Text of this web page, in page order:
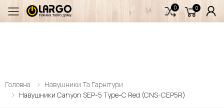
Переключити мобільне меню
0 0
Головна
Навушники Та Гарнітури
Навушники Canyon SEP-5 Type-C Red (CNS-CEP5R)